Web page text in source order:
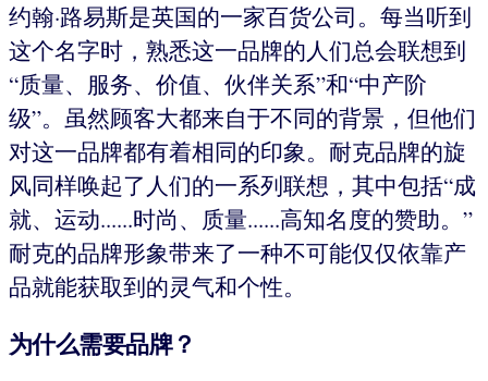
约翰·路易斯是英国的一家百货公司。每当听到
这个名字时，熟悉这一品牌的人们总会联想到
“质量、服务、价值、伙伴关系”和“中产阶
级”。虽然顾客大都来自于不同的背景，但他们
对这一品牌都有着相同的印象。耐克品牌的旋
风同样唤起了人们的一系列联想，其中包括“成
就、运动......时尚、质量......高知名度的赞助。”
耐克的品牌形象带来了一种不可能仅仅依靠产
品就能获取到的灵气和个性。
为什么需要品牌？